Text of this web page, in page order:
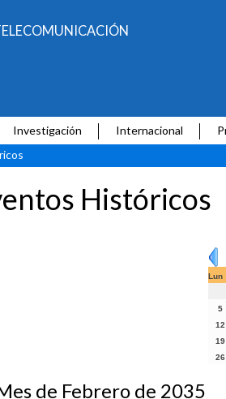
Investigación Internacional
Históricos
Lun
5
12
19
26
de Febrero de 2035